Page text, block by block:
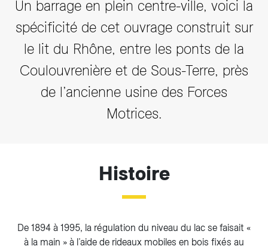
Un barrage en plein centre-ville, voici la
spécificité de cet ouvrage construit sur
le lit du Rhône, entre les ponts de la
Coulouvrenière et de Sous-Terre, près
de l’ancienne usine des Forces
Motrices.
Histoire
De 1894 à 1995, la régulation du niveau du lac se faisait «
à la main » à l’aide de rideaux mobiles en bois fixés au